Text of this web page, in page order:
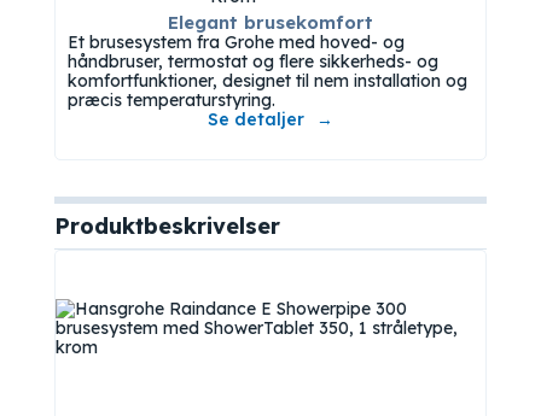
Elegant brusekomfort
Et brusesystem fra Grohe med hoved- og
håndbruser, termostat og flere sikkerheds- og
komfortfunktioner, designet til nem installation og
præcis temperaturstyring.
Se detaljer
Produktbeskrivelser